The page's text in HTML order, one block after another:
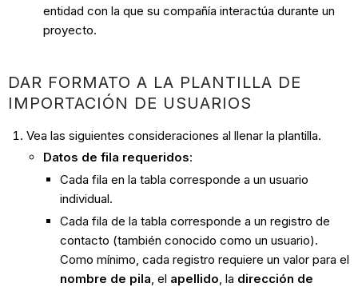
entidad con la que su compañía interactúa durante un
proyecto.
DAR FORMATO A LA PLANTILLA DE
IMPORTACIÓN DE USUARIOS
Vea las siguientes consideraciones al llenar la plantilla.
Datos de fila requeridos:
Cada fila en la tabla corresponde a un usuario
individual.
Cada fila de la tabla corresponde a un registro de
contacto (también conocido como un usuario).
Como mínimo, cada registro requiere un valor para el
nombre de pila, el apellido, la dirección de